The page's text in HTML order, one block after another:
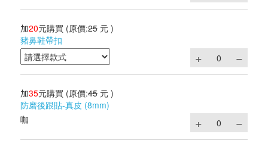
加20元購買 (原價:25 元 )
豬鼻鞋帶扣
加35元購買 (原價:45 元 )
防磨後跟貼-真皮 (8mm)
咖